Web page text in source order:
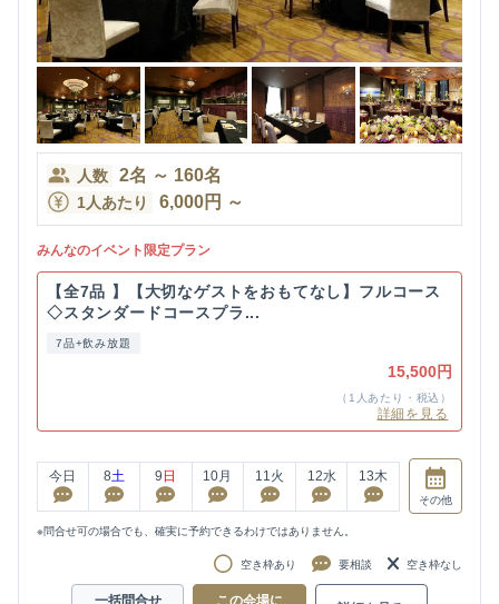
人数 2名 ～ 160名
1人あたり 6,000円 ～
みんなのイベント限定プラン
【全7品 】【大切なゲストをおもてなし】フルコース
◇スタンダードコースプラ...
7品+飲み放題
15,500円
（1人あたり・税込）
詳細を見る
今日 8土 9 日 10月 11火 12水 13木
その他
※問合せ可の場合でも、確実に予約できるわけではありません。
空き枠あり 要相談 空き枠なし